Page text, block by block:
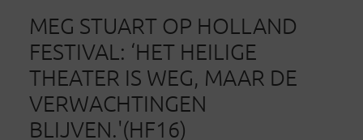
MEG STUART OP HOLLAND
FESTIVAL: ‘HET HEILIGE
THEATER IS WEG, MAAR DE
VERWACHTINGEN
BLIJVEN.'(HF16)